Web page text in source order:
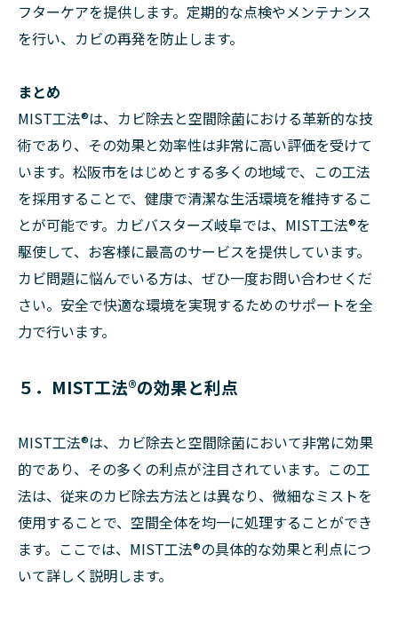
フターケアを提供します。定期的な点検やメンテナンス
を行い、カビの再発を防止します。
まとめ
MIST工法®は、カビ除去と空間除菌における革新的な技
術であり、その効果と効率性は非常に高い評価を受けて
います。松阪市をはじめとする多くの地域で、この工法
を採用することで、健康で清潔な生活環境を維持するこ
とが可能です。カビバスターズ岐阜では、MIST工法®を
駆使して、お客様に最高のサービスを提供しています。
カビ問題に悩んでいる方は、ぜひ一度お問い合わせくだ
さい。安全で快適な環境を実現するためのサポートを全
力で行います。
５．MIST工法®の効果と利点
MIST工法®は、カビ除去と空間除菌において非常に効果
的であり、その多くの利点が注目されています。この工
法は、従来のカビ除去方法とは異なり、微細なミストを
使用することで、空間全体を均一に処理することができ
ます。ここでは、MIST工法®の具体的な効果と利点につ
いて詳しく説明します。